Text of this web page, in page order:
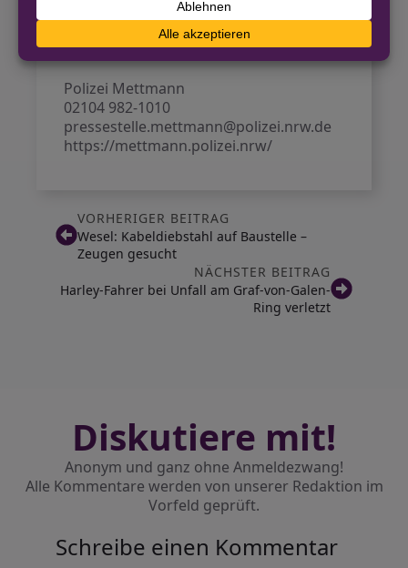
Kontakt für Hinweise /
Pressestelle
Polizei Mettmann
02104 982-1010
pressestelle.mettmann@polizei.nrw.de
https://mettmann.polizei.nrw/
VORHERIGER BEITRAG
Wesel: Kabeldiebstahl auf Baustelle –
Zeugen gesucht
NÄCHSTER BEITRAG
Harley-Fahrer bei Unfall am Graf-von-Galen-
Ring verletzt
Diskutiere mit!
Anonym und ganz ohne Anmeldezwang!
Alle Kommentare werden von unserer Redaktion im
Vorfeld geprüft.
Schreibe einen Kommentar